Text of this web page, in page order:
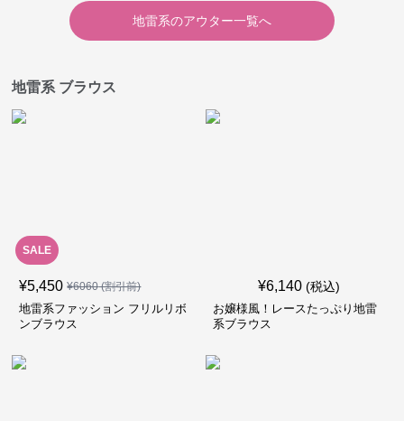
地雷系のアウター一覧へ
地雷系 ブラウス
SALE
¥5,450 ¥6060(割引前)
地雷系ファッション フリルリボ
ンブラウス
¥6,140 (税込)
お嬢様風！レースたっぷり地雷
系ブラウス